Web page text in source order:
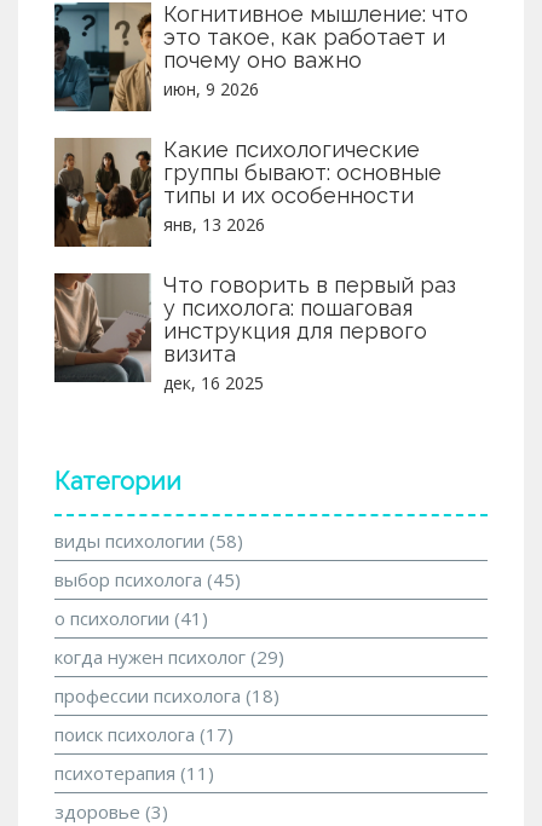
Когнитивное мышление: что
это такое, как работает и
почему оно важно
июн, 9 2026
Какие психологические
группы бывают: основные
типы и их особенности
янв, 13 2026
Что говорить в первый раз
у психолога: пошаговая
инструкция для первого
визита
дек, 16 2025
Категории
виды психологии (58)
выбор психолога (45)
о психологии (41)
когда нужен психолог (29)
профессии психолога (18)
поиск психолога (17)
психотерапия (11)
здоровье (3)